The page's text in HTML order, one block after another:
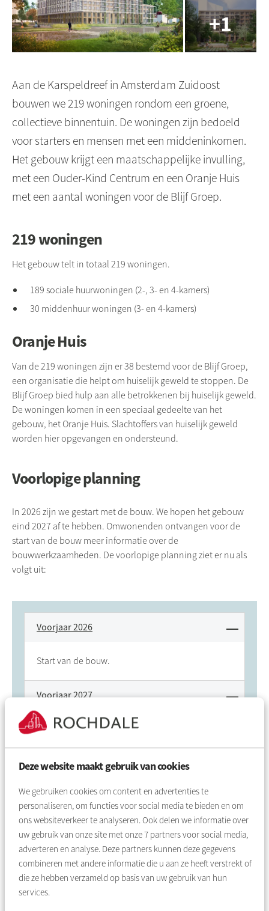
Deze website maakt gebruik van cookies
We gebruiken cookies om content en advertenties te
personaliseren, om functies voor social media te bieden en om
ons websiteverkeer te analyseren. Ook delen we informatie over
uw gebruik van onze site met onze7 partners voor social media,
adverteren en analyse. Deze partners kunnen deze gegevens
combineren met andere informatie die u aan ze heeft verstrekt of
die ze hebben verzameld op basis van uw gebruik van hun
services.
Aan de Karspeldreef in Amsterdam Zuidoost
bouwen we 219 woningen rondom een groene,
collectieve binnentuin. De woningen zijn bedoeld
voor starters en mensen met een middeninkomen.
Het gebouw krijgt een maatschappelijke invulling,
met een Ouder-Kind Centrum en een Oranje Huis
met een aantal woningen voor de Blijf Groep.
219 woningen
Het gebouw telt in totaal 219 woningen.
189 sociale huurwoningen (2-, 3- en 4-kamers)
30 middenhuur woningen (3- en 4-kamers)
Oranje Huis
Van de 219 woningen zijn er 38 bestemd voor de Blijf Groep,
een organisatie die helpt om huiselijk geweld te stoppen. De
Blijf Groep bied hulp aan alle betrokkenen bij huiselijk geweld.
De woningen komen in een speciaal gedeelte van het
gebouw, het Oranje Huis. Slachtoffers van huiselijk geweld
worden hier opgevangen en ondersteund.
Voorlopige planning
In 2026 zijn we gestart met de bouw. We hopen het gebouw
eind 2027 af te hebben. Omwonenden ontvangen voor de
start van de bouw meer informatie over de
bouwwerkzaamheden. De voorlopige planning ziet er nu als
volgt uit:
Voorjaar 2026
Start van de bouw.
Voorjaar 2027
Oplevering eerste woningen.
Eind 2027
Afronding alle werkzaamheden.
Woonruimte voor de bewoners van
Geldershoofd & Gravestein